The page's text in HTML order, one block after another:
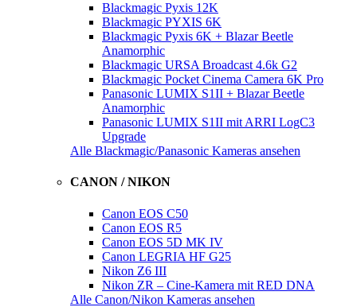
Blackmagic Pyxis 12K
Blackmagic PYXIS 6K
Blackmagic Pyxis 6K + Blazar Beetle
Anamorphic
Blackmagic URSA Broadcast 4.6k G2
Blackmagic Pocket Cinema Camera 6K Pro
Panasonic LUMIX S1II + Blazar Beetle
Anamorphic
Panasonic LUMIX S1II mit ARRI LogC3
Upgrade
Alle Blackmagic/Panasonic Kameras ansehen
CANON / NIKON
Canon EOS C50
Canon EOS R5
Canon EOS 5D MK IV
Canon LEGRIA HF G25
Nikon Z6 III
Nikon ZR – Cine-Kamera mit RED DNA
Alle Canon/Nikon Kameras ansehen